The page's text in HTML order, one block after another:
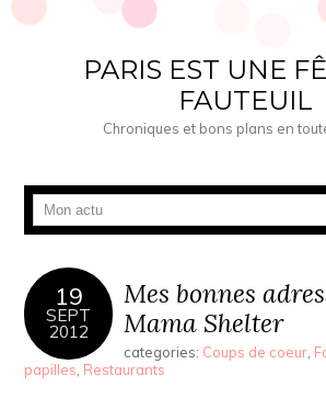
PARIS EST UNE
FAUTEUIL
Chroniques et bons plans en
19
SEPT
2012
Mes bonnes
Mama Shelter
categories: Coups de coeur
papilles Restaurants